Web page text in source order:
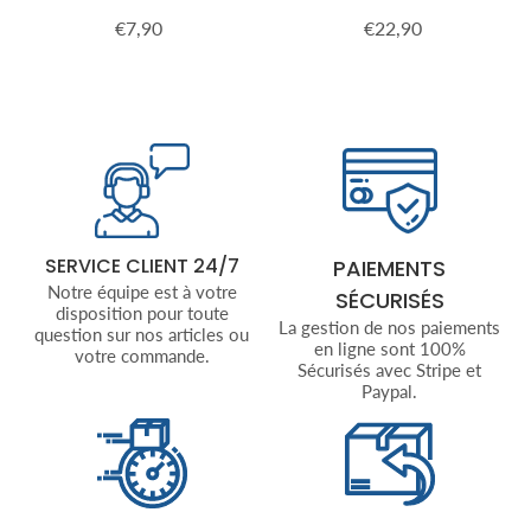
Prix
€7,90
Prix
€22,90€22,90
SERVICE CLIENT 24/7
Notre équipe est à votre
disposition pour toute
question sur nos articles ou
votre commande.
PAIEMENTS
SÉCURISÉS
La gestion de nos paiements
en ligne sont 100%
Sécurisés avec Stripe et
Paypal.